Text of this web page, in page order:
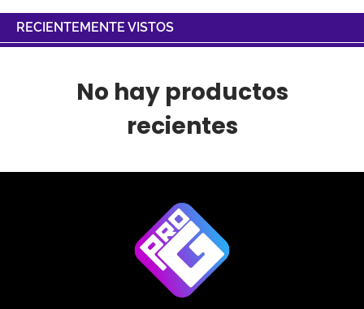
RECIENTEMENTE VISTOS
No hay productos
recientes